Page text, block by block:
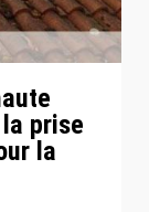
prise
la